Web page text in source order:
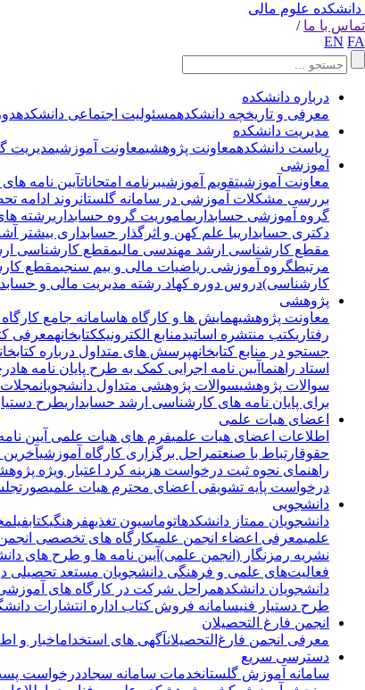
دانشکده علوم مالی
تماس با ما /
EN FA
درباره دانشکده
معرفی و تاریخچه دانشکدهمسئولیت اجتماعی دانشکده
مدیریت دانشکده
ریاست دانشکدهمعاونت پژوهشیمعاونت آموزشیمدیریت
آموزشی
معاونت آموزشیتقویم آموزشیبرنامه امتحاناتآیین نامه
بررسی مشکلات آموزشی در سامانه گلستانروند ادامه
گروه آموزشی حسابداریماموریت گروه حسابداریرشته
دکتری حسابداریبا علم کهن و اثرگذار حسابداری بیشتر
مقطع کارشناسی ارشد مهندسی مالیمقطع کارشناسی
مرتبطگروه آموزشی ریاضیات مالی و بیم سنجیمقطع
کارشناسی)دروس دوره کهاد رشته مدیریت مالی و
پژوهشی
معاونت پژوهشیهمایش ها و کارگاه هاسامانه جامع
رفتاریکتب منتشره اساتیدمنابع الکترونیککتابخانهمعرفی
جستجو در منابع کتابخانهپرسش های متداول درباره
استاد راهنما آیین نامه اجرایی کمک به طرح پایان نامه ها
سوالات پژوهشیسوالات پژوهشی متداول دانشجویان
برای پایان نامه های کارشناسی ارشد حسابداریطرح
اعضای هیات علمی
اطلاعات اعضای هیات علمیفرم های هیات علمی آیین
حقوقارتباط با صنعتمراحل برگزاری کارگاه آموزشیآخرین
راهنمای نحوه ثبت درخواست هزینه کرد اعتبار ویژه
درخواست پایه تشویقی اعضای محترم هیات علمی
دانشجویی
دانشجویان ممتاز دانشکدهاتوماسیون تغذیهفرهنگیکتابفیلم
علمیمعرفی اعضاء انجمن علمیکارگاه های تخصصی
نشریه رمزنگار (انجمن علمی) آیین نامه ها و طرح های
فعالیت‌های علمی و فرهنگی دانشجویان مستعد تحصیلی در سال تحصیلی 1405-
دانشجویان دانشکدهمراحل شرکت در کارگاه های
طرح دستیار فنیسامانه فروش کتاب اداره انتشارات
انجمن فارغ التحصیلان
معرفی انجمن فارغ‌التحصیلانآگهی های استخداماخبار و
دسترسی سریع
سامانه آموزش گلستانخدمات سامانه سجاددرخواست پست